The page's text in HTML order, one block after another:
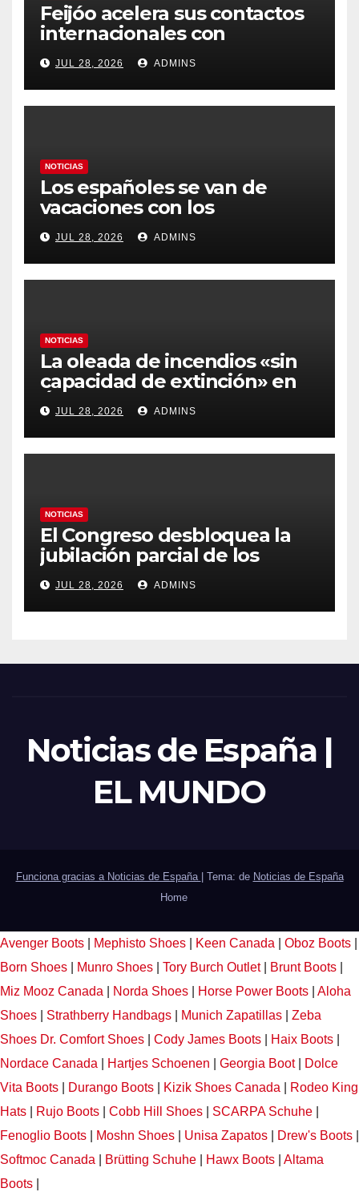
Feijóo acelera sus contactos
internacionales con
Latinoamérica como socio
prioritario en su agenda de
gobierno
JUL 28, 2026 ADMINS
NOTICIAS
Los españoles se van de
vacaciones con los
carburantes hasta un 21%
más caros que el año pasado
y los hoteles disparados
JUL 28, 2026 ADMINS
NOTICIAS
La oleada de incendios «sin
capacidad de extinción» en
Ávila y al oeste de Madrid
obliga a declarar la
emergencia nacional
JUL 28, 2026 ADMINS
NOTICIAS
El Congreso desbloquea la
jubilación parcial de los
trabajadores laborales del
sector público
JUL 28, 2026 ADMINS
Noticias de España |
EL MUNDO
Funciona gracias a Noticias de España Tema: de Noticias de España
Home
Avenger Boots Mephisto Shoes Keen Canada Oboz Boots
Born Shoes
Munro Shoes Tory Burch Outlet Brunt Boots
Miz Mooz Canada
Norda Shoes Horse Power Boots
Aloha
Shoes
Strathberry Handbags Munich Zapatillas
Zeba
Shoes Dr. Comfort Shoes Cody James Boots Haix Boots
Nordace Canada
Hartjes Schoenen Georgia Boot|
Dolce
Vita Boots
Durango Boots Kizik Shoes Canada
Rodeo King
Hats
Rujo Boots Cobb Hill Shoes SCARPA Schuhe
Fenoglio Boots
Moshn Shoes Unisa Zapatos Drew's Boots
Softmoc Canada
Brütting Schuhe Hawx Boots
Altama
Boots